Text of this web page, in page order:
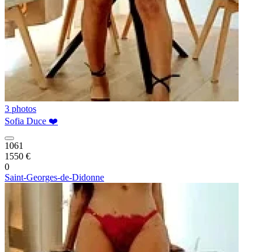
3 photos
Sofia Duce ❤️
1061
1550 €
0
Saint-Georges-de-Didonne